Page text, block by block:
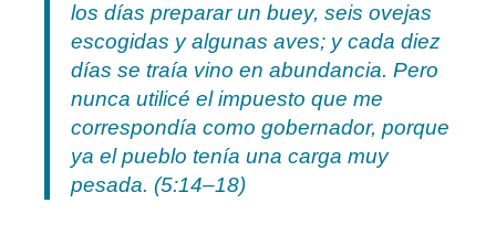
los días preparar un buey, seis ovejas
escogidas y algunas aves; y cada diez
días se traía vino en abundancia. Pero
nunca utilicé el impuesto que me
correspondía como gobernador, porque
ya el pueblo tenía una carga muy
pesada. (5:14–18)